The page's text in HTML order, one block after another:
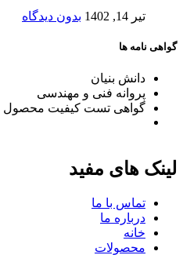
تیر 14, 1402 بدون دیدگاه
گواهی نامه ها
دانش بنیان
پروانه فنی و مهندسی
گواهی تست کیفیت محصول
لینک های مفید
تماس با ما
درباره ما
خانه
محصولات